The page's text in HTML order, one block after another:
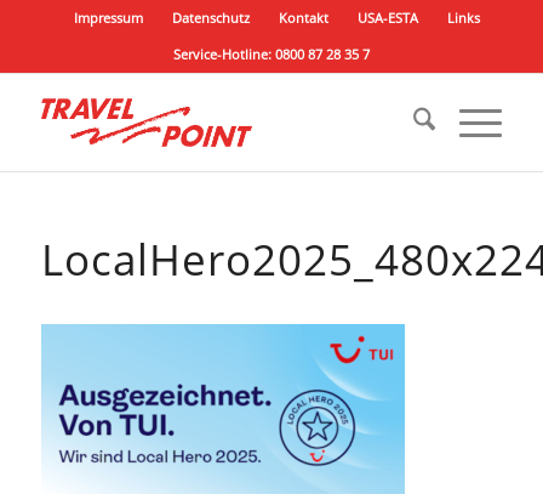
Impressum Datenschutz Kontakt USA-ESTA
Links
Service-Hotline: 0800 87 28 35 7